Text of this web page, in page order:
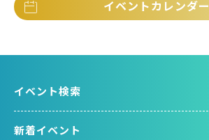
イベントカレンダー
イベント検索
新着イベント